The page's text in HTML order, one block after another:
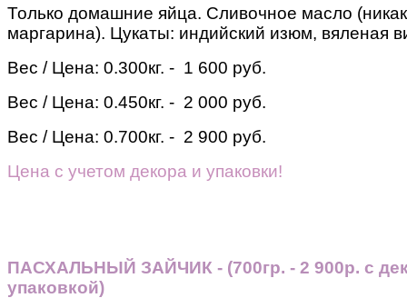
Только домашние яйца. Сливочное масло
маргарина). Цукаты: индийский изюм, вяленая
Вес / Цена: 0.300кг. - 1 600 руб.
Вес / Цена: 0.450кг. - 2 000 руб.
Вес / Цена: 0.700кг. - 2 900 руб.
Цена с учетом декора и упаковки!
ПАСХАЛЬНЫЙ ЗАЙЧИК - (700гр. - 2 900р. с
упаковкой)